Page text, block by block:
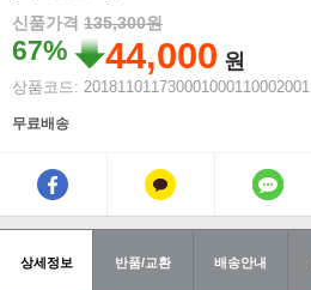
신품가격 135,300원
67% 44,000 원
상품코드: 201811011730001000110002001
무료배송
상세정보 반품/교환 배송안내